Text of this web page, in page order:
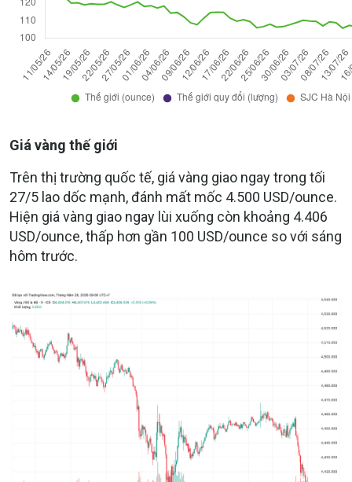
Giá vàng thế giới
Trên thị trường quốc tế, giá vàng giao ngay trong tối
27/5 lao dốc mạnh, đánh mất mốc 4.500 USD/ounce.
Hiện giá vàng giao ngay lùi xuống còn khoảng 4.406
USD/ounce, thấp hơn gần 100 USD/ounce so với sáng
hôm trước.